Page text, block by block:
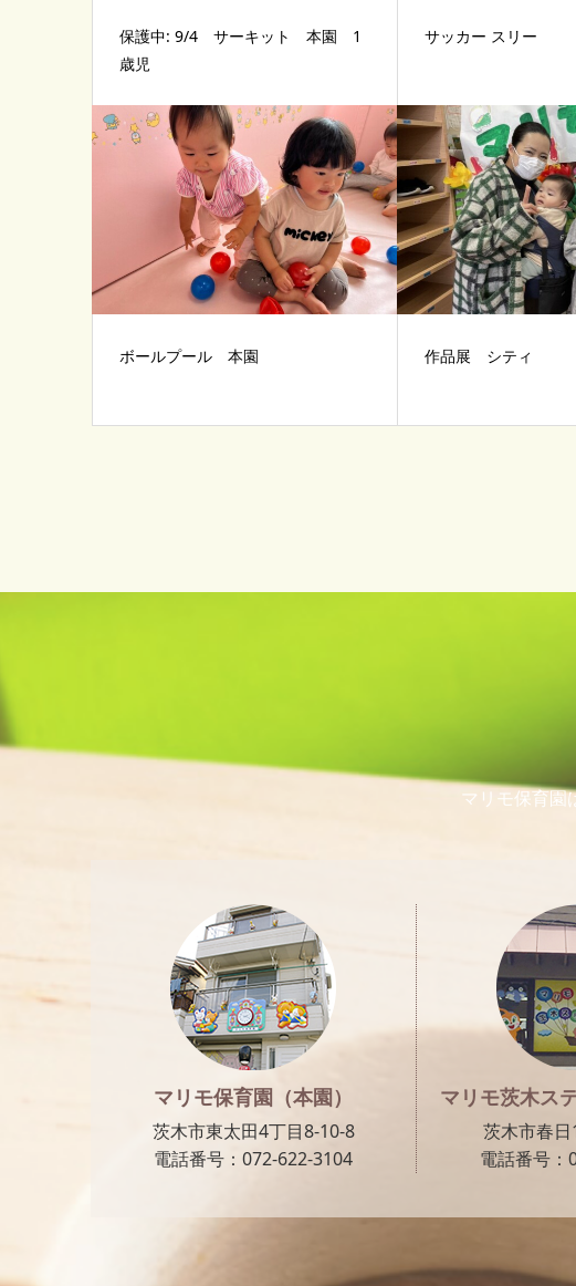
保護中: 9/4 サーキット 本園 1
歳児
サッカー スリー
ボールプール 本園 作品展 シティ
マリモ保育園
マリモ保育園（本園）
茨木市東太田4丁目8-10-8
電話番号：072-622-3104
マリモ茨木ス
茨木市春
電話番号：